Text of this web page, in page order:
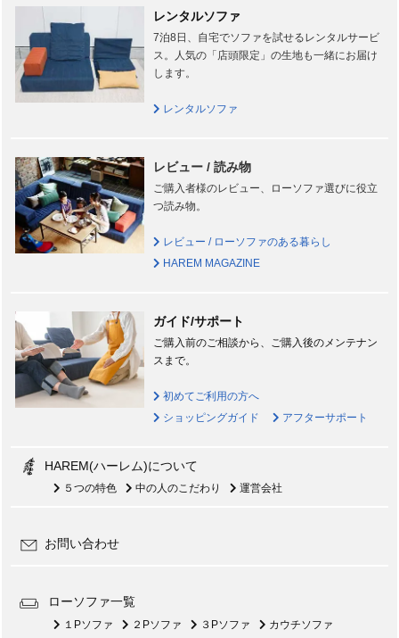
レンタルソファ
7泊8日、自宅でソファを試せるレンタルサービ
ス。人気の「店頭限定」の生地も一緒にお届け
します。
レンタルソファ
レビュー / 読み物
ご購入者様のレビュー、ローソファ選びに役立
つ読み物。
レビュー / ローソファのある暮らし
HAREM MAGAZINE
ガイド/サポート
ご購入前のご相談から、ご購入後のメンテナン
スまで。
初めてご利用の方へ
ショッピングガイド
アフターサポート
HAREM(ハーレム)について
５つの特色 中の人のこだわり 運営会社
お問い合わせ
ローソファ一覧
１Pソファ ２Pソファ ３Pソファ カウチソファ